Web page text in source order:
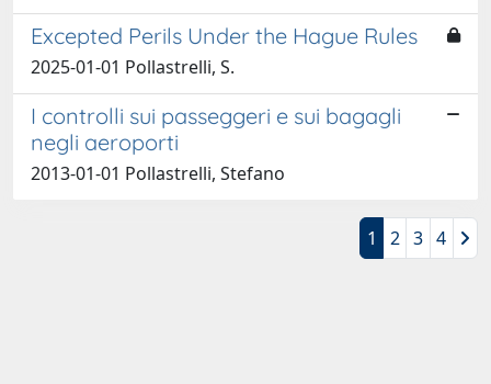
Excepted Perils Under the Hague Rules
2025-01-01 Pollastrelli, S.
I controlli sui passeggeri e sui bagagli
negli aeroporti
2013-01-01 Pollastrelli, Stefano
1 2 3 4